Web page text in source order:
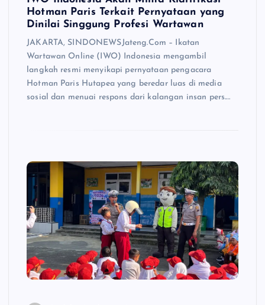
Hotman Paris Terkait Pernyataan yang
Dinilai Singgung Profesi Wartawan
JAKARTA, SINDONEWSJateng.Com – Ikatan
Wartawan Online (IWO) Indonesia mengambil
langkah resmi menyikapi pernyataan pengacara
Hotman Paris Hutapea yang beredar luas di media
sosial dan menuai respons dari kalangan insan pers.…